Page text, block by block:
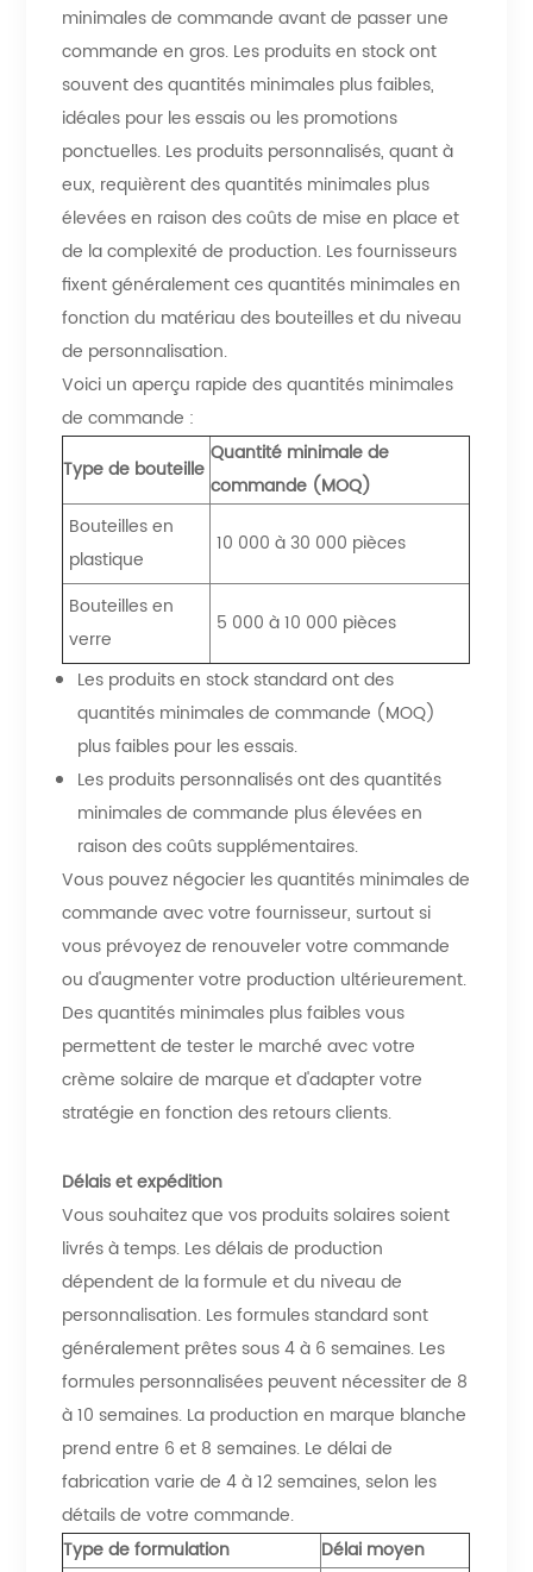
minimales de commande avant de passer une
commande en gros. Les produits en stock ont ​​
souvent des quantités minimales plus faibles,
idéales pour les essais ou les promotions
ponctuelles. Les produits personnalisés, quant à
eux, requièrent des quantités minimales plus
élevées en raison des coûts de mise en place et
de la complexité de production. Les fournisseurs
fixent généralement ces quantités minimales en
fonction du matériau des bouteilles et du niveau
de personnalisation.
Voici un aperçu rapide des quantités minimales
de commande :
Type de bouteille
Quantité minimale de
commande (MOQ)
Bouteilles en
plastique
10 000 à 30 000 pièces
Bouteilles en
verre
5 000 à 10 000 pièces
Les produits en stock standard ont des
quantités minimales de commande (MOQ)
plus faibles pour les essais.
Les produits personnalisés ont des quantités
minimales de commande plus élevées en
raison des coûts supplémentaires.
Vous pouvez négocier les quantités minimales de
commande avec votre fournisseur, surtout si
vous prévoyez de renouveler votre commande
ou d'augmenter votre production ultérieurement.
Des quantités minimales plus faibles vous
permettent de tester le marché avec votre
crème solaire de marque et d'adapter votre
stratégie en fonction des retours clients.
Délais et expédition
Vous souhaitez que vos produits solaires soient
livrés à temps. Les délais de production
dépendent de la formule et du niveau de
personnalisation. Les formules standard sont
généralement prêtes sous 4 à 6 semaines. Les
formules personnalisées peuvent nécessiter de 8
à 10 semaines. La production en marque blanche
prend entre 6 et 8 semaines. Le délai de
fabrication varie de 4 à 12 semaines, selon les
détails de votre commande.
Type de formulation
Délai moyen